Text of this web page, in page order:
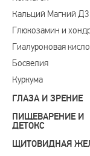
Кальций Магний Д3
Глюкозамин и
Гиалуроновая
Босвелия
Куркума
ГЛАЗА И ЗРЕНИЕ
ПИЩЕВАРЕНИЕ И
ДЕТОКС
ЩИТОВИДНАЯ